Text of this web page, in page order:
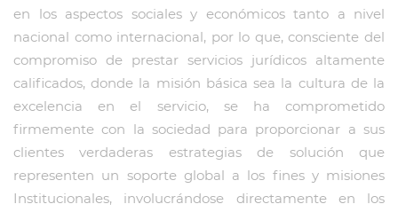
en los aspectos sociales y económicos tanto a nivel
nacional como internacional, por lo que, consciente del
compromiso de prestar servicios jurídicos altamente
calificados, donde la misión básica sea la cultura de la
excelencia en el servicio, se ha comprometido
firmemente con la sociedad para proporcionar a sus
clientes verdaderas estrategias de solución que
representen un soporte global a los fines y misiones
Institucionales, involucrándose directamente en los